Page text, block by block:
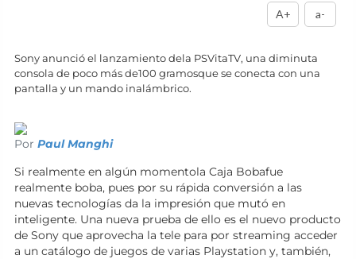
A+ a-
Sony anunció el lanzamiento dela PSVitaTV, una diminuta
consola de poco más de100 gramosque se conecta con una
pantalla y un mando inalámbrico.
Por Paul Manghi
Si realmente en algún momentola Caja Bobafue
realmente boba, pues por su rápida conversión a las
nuevas tecnologías da la impresión que mutó en
inteligente. Una nueva prueba de ello es el nuevo producto
de Sony que aprovecha la tele para por streaming acceder
a un catálogo de juegos de varias Playstation y, también,